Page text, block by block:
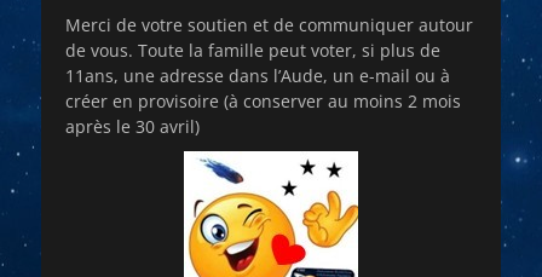
Merci de votre soutien et de communiquer autour
de vous. Toute la famille peut voter, si plus de
11ans, une adresse dans l’Aude, un e-mail ou à
créer en provisoire (à conserver au moins 2 mois
après le 30 avril)